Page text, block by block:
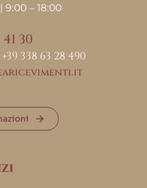
9:00 – 18:00
30
+39 338 63 28 490